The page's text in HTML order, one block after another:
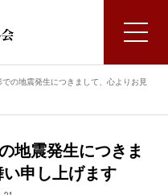
での地震発生につきまして、心よりお見
地震発生につきま
申し上げます